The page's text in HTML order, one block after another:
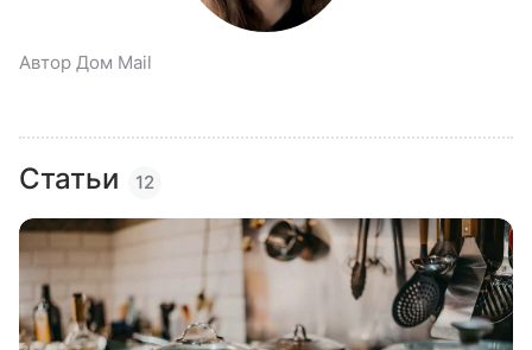
Автор Дом Mail
Статьи 12